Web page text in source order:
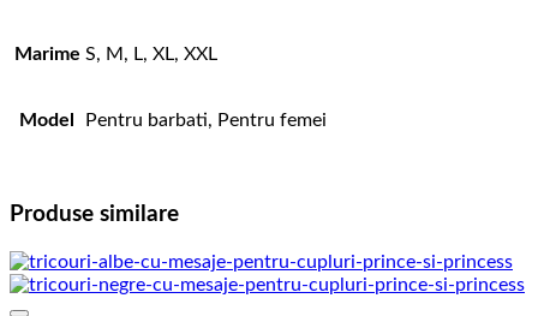
Marime S, M, L, XL, XXL
Model Pentru barbati, Pentru femei
Produse similare